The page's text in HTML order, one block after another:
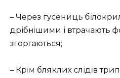
– Через гусениць
дрібнішими і втрачають
згортаються;
– Крім бляклих слідів